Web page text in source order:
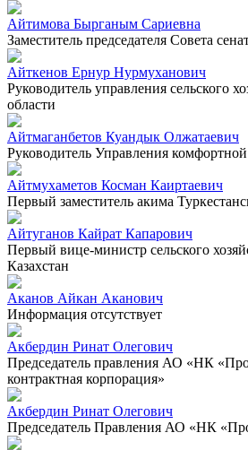
Айтимова Бырганым Сариевна
Заместитель председателя Совета
Айткенов Ернур Нурмуханович
Руководитель управления сельского
области
Айтмаганбетов Куандык Олжатаевич
Руководитель Управления
Айтмухаметов Косман Каиртаевич
Первый заместитель акима
Айтуганов Кайрат Капарович
Первый вице-министр сельского
Казахстан
Аканов Айкан Аканович
Информация отсутствует
Акбердин Ринат Олегович
Председатель правления АО «НК
контрактная корпорация»
Акбердин Ринат Олегович
Председатель Правления АО «НК